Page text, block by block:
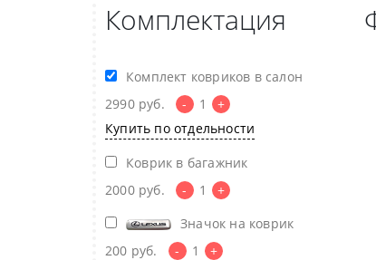
Комплектация
Комплект ковриков в салон
2990 руб. - 1
+
Купить по отдельности
Коврик в багажник
2000 руб. - 1
+
Значок на коврик
200 руб. - 1 +